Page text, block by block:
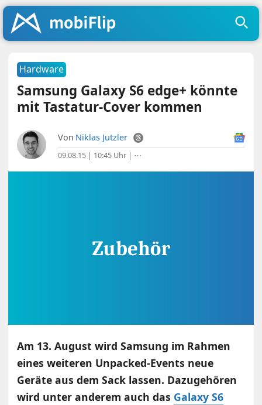
Hardware
Samsung Galaxy S6 edge+ könnte
mit Tastatur-Cover kommen
Von Niklas Jutzler
09.08.15 | 10:45 Uhr | ⋯
Am 13. August wird Samsung im Rahmen
eines weiteren Unpacked-Events neue
Geräte aus dem Sack lassen. Dazugehören
wird unter anderem auch das Galaxy S6